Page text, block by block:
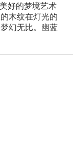
好的梦境艺术
木纹在灯光的
幻无比。幽蓝